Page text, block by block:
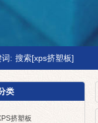
: 搜索[xps挤塑板]
类
挤塑板